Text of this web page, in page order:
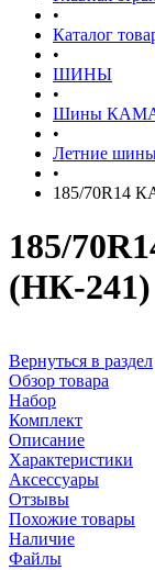
•
Каталог
•
ШИНЫ
•
Шины
•
Летние
•
185/70R14
185/
(НК-
Вернуться в раздел
Обзор товара
Набор
Комплект
Описание
Характеристики
Аксессуары
Отзывы
Похожие товары
Наличие
Файлы